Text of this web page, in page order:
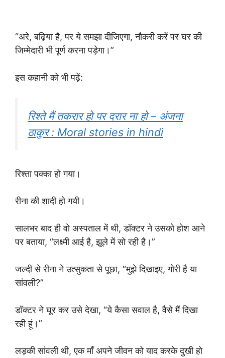
“अरे, बढ़िया है, पर ये समझा दीजिएगा, नौकरी करें पर घर की
जिम्मेदारी भी पूर्ण करना पड़ेगा।”
इस कहानी को भी पढ़ें:
रिश्ते मैं तकरार हो पर दरार ना हो – अंजना
ठाकुर : Moral stories in hindi
रिश्ता पक्का हो गया।
रीना की शादी हो गयी।
सालभर बाद ही वो अस्पताल में थी, डॉक्टर ने उसको होश आने
पर बताया, “लक्ष्मी आई है, झूले में सो रही है।”
जल्दी से रीना ने उत्सुकता से पूछा, “मुझे दिखाइए, गोरी है या
सांवली?”
डॉक्टर ने घूर कर उसे देखा, “ये कैसा सवाल है, वैसे मैं दिखा
रही हूं।”
लड़की सांवली थी, एक माँ अपने जीवन को याद करके दुखी हो